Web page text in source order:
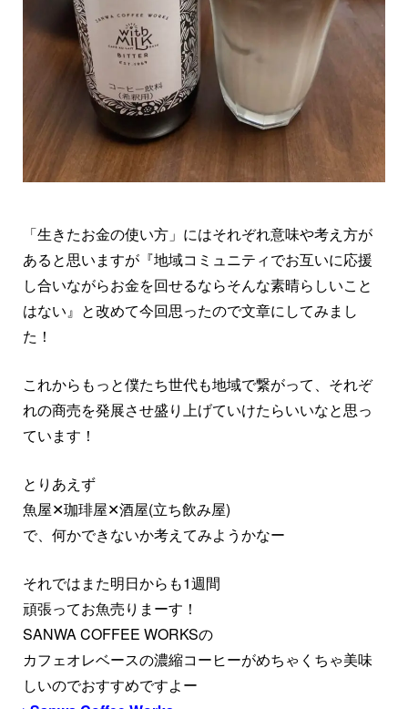
「生きたお金の使い方」にはそれぞれ意味や考え方が
あると思いますが『地域コミュニティでお互いに応援
し合いながらお金を回せるならそんな素晴らしいこと
はない』と改めて今回思ったので文章にしてみまし
た！
これからもっと僕たち世代も地域で繋がって、それぞ
れの商売を発展させ盛り上げていけたらいいなと思っ
ています！
とりあえず
魚屋✕珈琲屋✕酒屋(立ち飲み屋)
で、何かできないか考えてみようかなー
それではまた明日からも1週間
頑張ってお魚売りまーす！
SANWA COFFEE WORKSの
カフェオレベースの濃縮コーヒーがめちゃくちゃ美味
しいのでおすすめですよー